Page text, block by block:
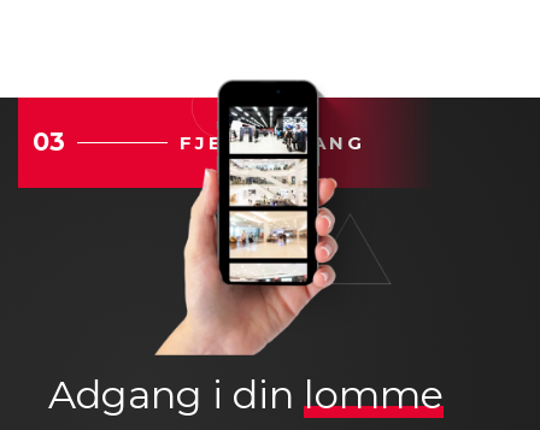
03 FJERNADGANG
Adgang i din lomme